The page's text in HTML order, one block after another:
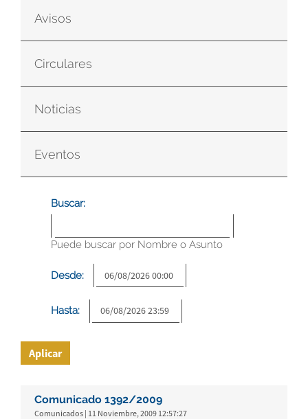
Avisos
Circulares
Noticias
Eventos
Buscar:
Puede buscar por Nombre o Asunto
Desde:
Hasta:
Aplicar
Comunicado 1392/2009
Comunicados | 11 Noviembre, 2009 12:57:27